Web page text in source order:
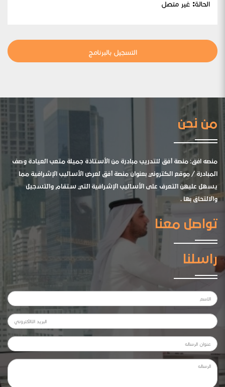
الحالة: غير متصل
التسجيل بالبرنامج
من نحن
منصه افق: منصة أفق للتدريب مبادرة من الأستاذة جميلة متعب العيادة وصف
المبادرة / موقع الكتروني بعنوان منصة أفق لعرض الأساليب الإشرافية مما
يسهل عليهن التعرف على الأساليب الإشرافية التي ستقام والتسجيل
والالتحاق بها .
تواصل معنا
راسلنا